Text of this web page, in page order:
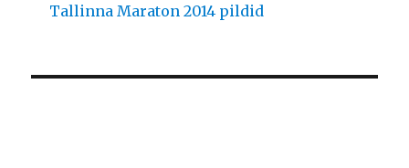
Tallinna Maraton 2014 pildid